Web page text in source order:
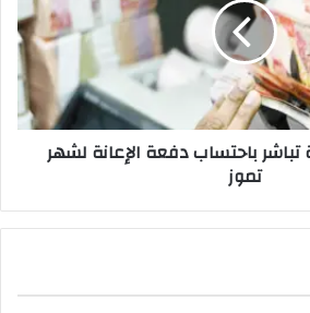
تباشر باحتساب دفعة الإعانة لشهر
تموز